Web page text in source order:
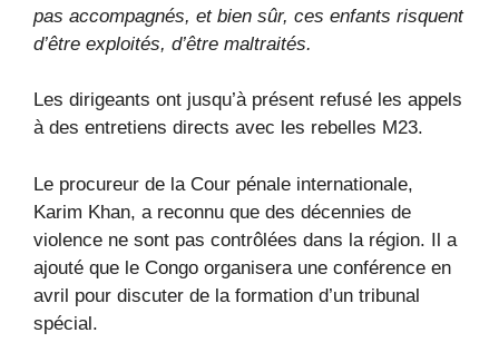
pas accompagnés, et bien sûr, ces enfants risquent
d’être exploités, d’être maltraités.
Les dirigeants ont jusqu’à présent refusé les appels
à des entretiens directs avec les rebelles M23.
Le procureur de la Cour pénale internationale,
Karim Khan, a reconnu que des décennies de
violence ne sont pas contrôlées dans la région. Il a
ajouté que le Congo organisera une conférence en
avril pour discuter de la formation d’un tribunal
spécial.